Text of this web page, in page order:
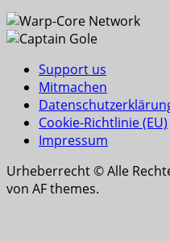
Support us
Mitmachen
Cookie-Richtlinie (EU)
Impressum
Urheberrecht © Alle
von AF themes.